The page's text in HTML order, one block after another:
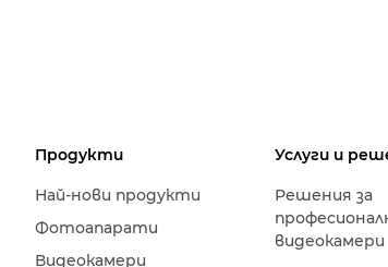
Продукти
Най-нови продукти
Фотоапарати
Видеокамери
Услуги и
Решения за
видеокамери